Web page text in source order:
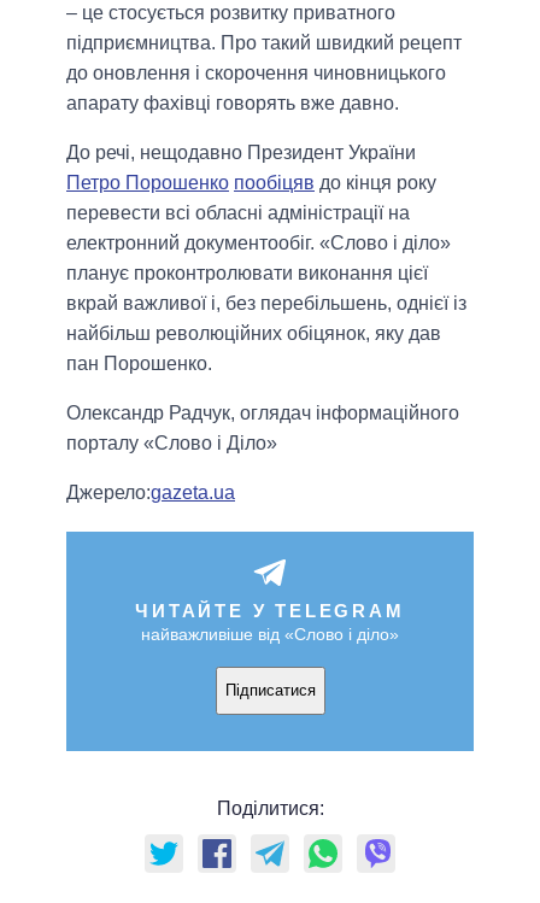
– це стосується розвитку приватного
підприємництва. Про такий швидкий рецепт
до оновлення і скорочення чиновницького
апарату фахівці говорять вже давно.
До речі, нещодавно Президент України
Петро Порошенко пообіцяв до кінця року
перевести всі обласні адміністрації на
електронний документообіг. «Слово і діло»
планує проконтролювати виконання цієї
вкрай важливої і, без перебільшень, однієї із
найбільш революційних обіцянок, яку дав
пан Порошенко.
Олександр Радчук, оглядач інформаційного
порталу «Слово і Діло»
Джерело:gazeta.ua
ЧИТАЙТЕ У TELEGRAM
найважливіше від «Слово і діло»
Підписатися
Поділитися: